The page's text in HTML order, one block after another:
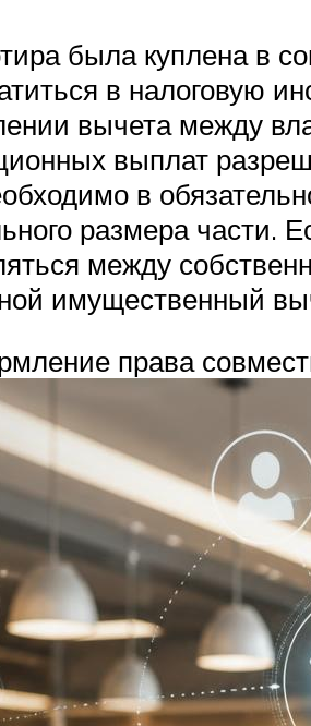
была куплена в
в налоговую
вычета между
выплат
в
размера части.
между
имущественный
права